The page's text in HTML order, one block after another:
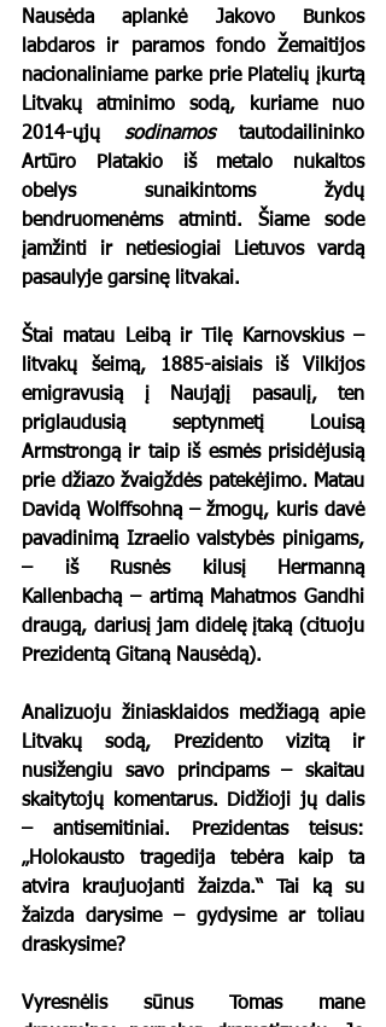
Nausėda aplankė Jakovo Bunkos
labdaros ir paramos fondo Žemaitijos
nacionaliniame parke prie Platelių įkurtą
Litvakų atminimo sodą, kuriame nuo
2014-ųjų sodinamos tautodailininko
Artūro Platakio iš metalo nukaltos
obelys sunaikintoms žydų
bendruomenėms atminti. Šiame sode
įamžinti ir netiesiogiai Lietuvos vardą
pasaulyje garsinę litvakai.
Štai matau Leibą ir Tilę Karnovskius –
litvakų šeimą, 1885-aisiais iš Vilkijos
emigravusią į Naująjį pasaulį, ten
priglaudusią septynmetį Louisą
Armstrongą ir taip iš esmės prisidėjusią
prie džiazo žvaigždės patekėjimo. Matau
Davidą Wolffsohną – žmogų, kuris davė
pavadinimą Izraelio valstybės pinigams,
– iš Rusnės kilusį Hermanną
Kallenbachą – artimą Mahatmos Gandhi
draugą, dariusį jam didelę įtaką (cituoju
Prezidentą Gitaną Nausėdą).
Analizuoju žiniasklaidos medžiagą apie
Litvakų sodą, Prezidento vizitą ir
nusižengiu savo principams – skaitau
skaitytojų komentarus. Didžioji jų dalis
– antisemitiniai. Prezidentas teisus:
„Holokausto tragedija tebėra kaip ta
atvira kraujuojanti žaizda.“ Tai ką su
žaizda darysime – gydysime ar toliau
draskysime?
Vyresnėlis sūnus Tomas mane